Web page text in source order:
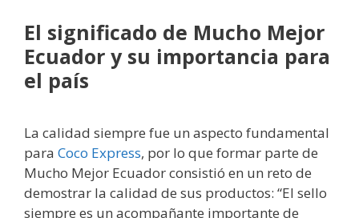
El significado de Mucho Mejor
Ecuador y su importancia para
el país
La calidad siempre fue un aspecto fundamental
para Coco Express, por lo que formar parte de
Mucho Mejor Ecuador consistió en un reto de
demostrar la calidad de sus productos: “El sello
siempre es un acompañante importante de